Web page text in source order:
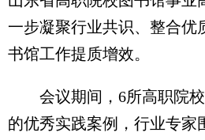
一步凝聚行业共识、整合优
书馆工作提质增效。
会议期间，6所高职院校
的优秀实践案例，行业专家